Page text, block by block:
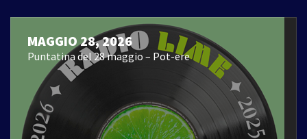
MAGGIO 28, 2026
Puntatina del 28 maggio – Pot-ere